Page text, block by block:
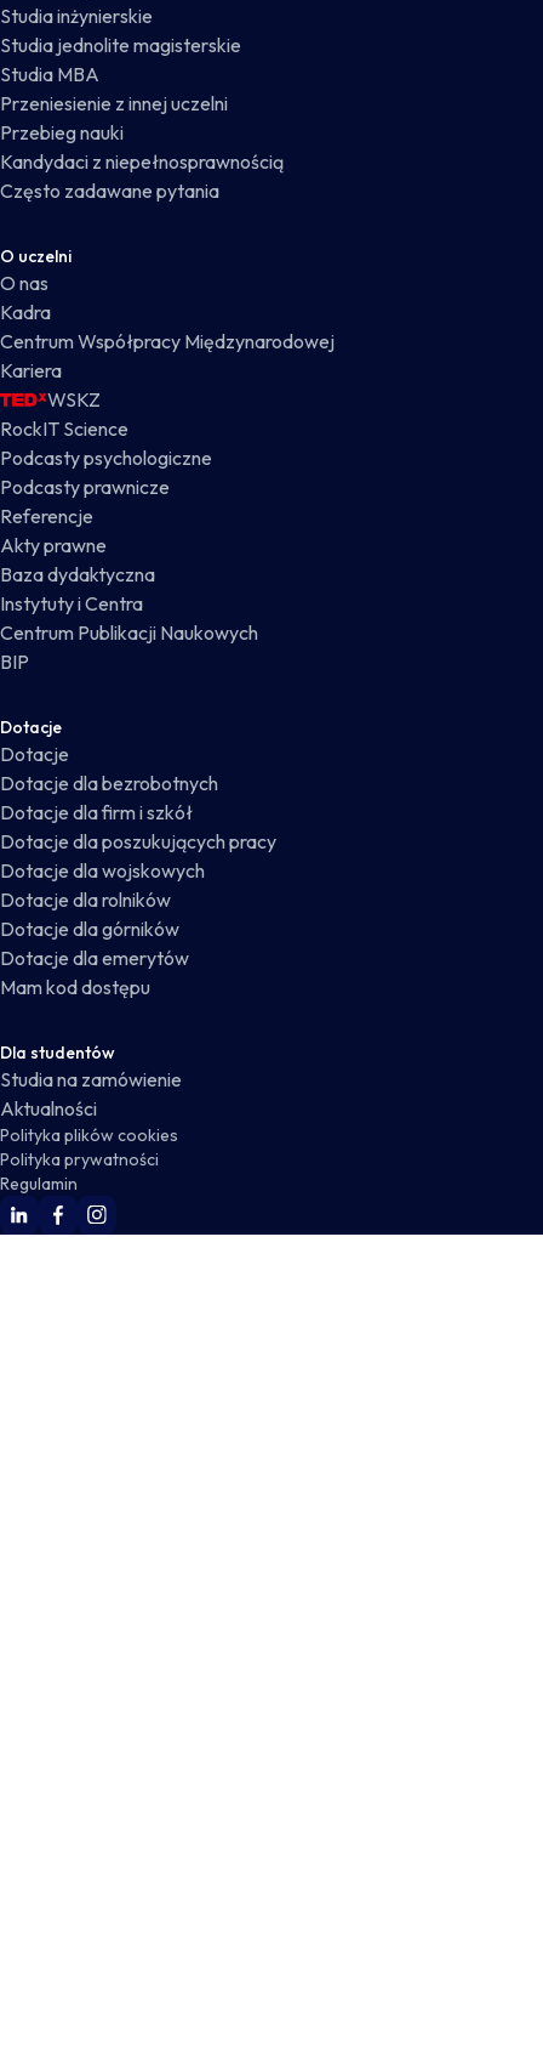
Studia inżynierskie
Studia jednolite magisterskie
Studia MBA
Przeniesienie z innej uczelni
Przebieg nauki
Kandydaci z niepełnosprawnością
Często zadawane pytania
O uczelni
O nas
Kadra
Centrum Współpracy Międzynarodowej
Kariera
WSKZ
RockIT Science
Podcasty psychologiczne
Podcasty prawnicze
Referencje
Akty prawne
Baza dydaktyczna
Instytuty i Centra
Centrum Publikacji Naukowych
BIP
Dotacje
Dotacje
Dotacje dla bezrobotnych
Dotacje dla firm i szkół
Dotacje dla poszukujących pracy
Dotacje dla wojskowych
Dotacje dla rolników
Dotacje dla górników
Dotacje dla emerytów
Mam kod dostępu
Dla studentów
Studia na zamówienie
Aktualności
Polityka plików cookies
Polityka prywatności
Regulamin
WSKZ Linkedin
WSKZ Facebook
WSKZ Instagram